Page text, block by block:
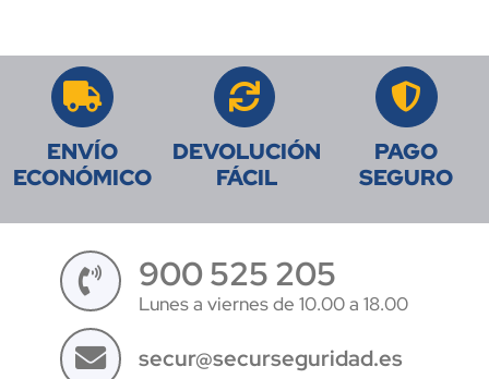
ENVÍO
ECONÓMICO
DEVOLUCIÓN
FÁCIL
PAGO
SEGURO
900 525 205
Lunes a viernes de 10.00 a 18.00
secur@securseguridad.es